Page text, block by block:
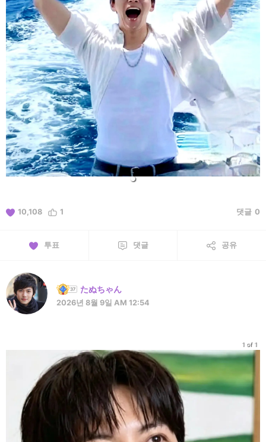
10,108 1 댓글 0
투표 댓글 공유
たぬちゃん
2026년 8월 9일 AM 12:54
1 of 1